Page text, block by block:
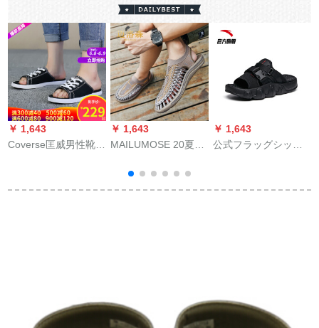
￥ 1,643
Coverse匡威男性靴女
け者快フィットフィ
￥ 1,643
MAILUMOSE 20夏新
性洞靴ビエンダー男
性ロマネスクの个性
￥ 1,643
公式フラッグシップ
スレット